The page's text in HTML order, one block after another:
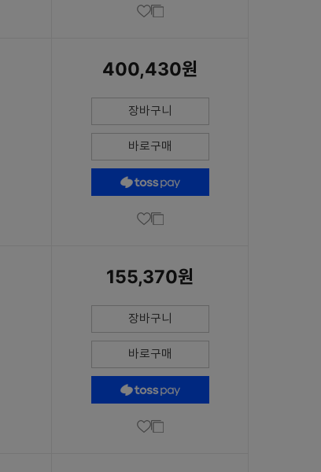
400,430원
장바구니
바로구매
155,370원
장바구니
바로구매